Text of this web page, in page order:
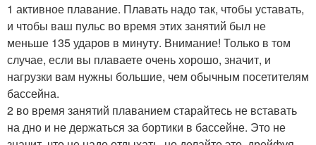
1 активное плавание. Плавать надо так, чтобы уставать,
и чтобы ваш пульс во время этих занятий был не
меньше 135 ударов в минуту. Внимание! Только в том
случае, если вы плаваете очень хорошо, значит, и
нагрузки вам нужны большие, чем обычным посетителям
бассейна.
2 во время занятий плаванием старайтесь не вставать
на дно и не держаться за бортики в бассейне. Это не